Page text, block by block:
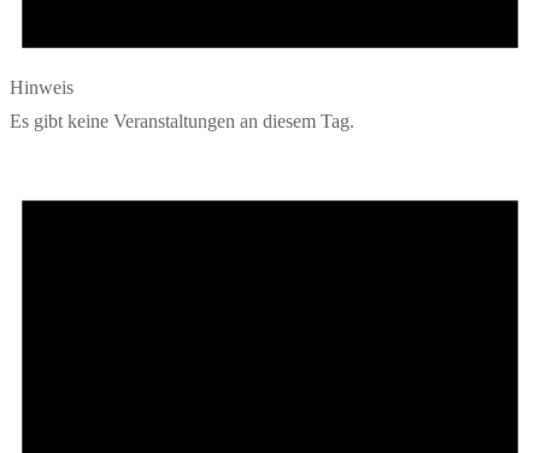
Hinweis
Es gibt keine Veranstaltungen an diesem Tag.